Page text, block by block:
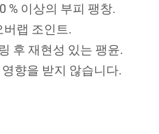
% 이상의 부피 팽창.
랩 조인트.
후 재현성 있는 팽윤.
향을 받지 않습니다.